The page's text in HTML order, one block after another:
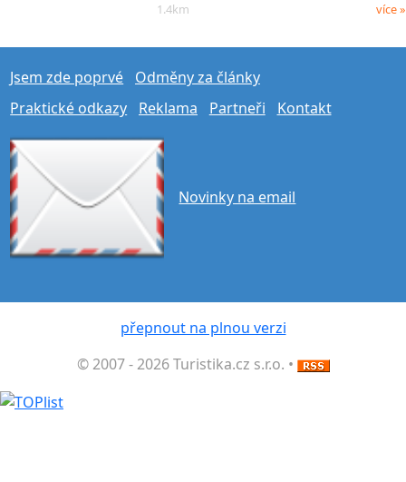
1.4km
více »
Jsem zde poprvé
Odměny za články
Praktické odkazy
Reklama Partneři Kontakt
Novinky na email
přepnout na plnou verzi
© 2007 - 2026 Turistika.cz s.r.o. •